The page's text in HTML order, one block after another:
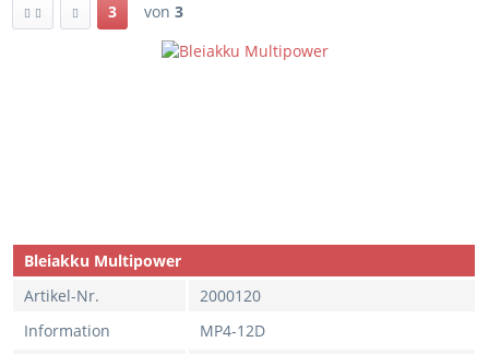
3 von 3
Bleiakku Multipower
Artikel-Nr.
2000120
Information
MP4-12D